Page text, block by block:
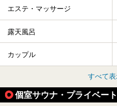
エステ・マッサージ
露天風呂
カップル
すべて
個室サウナ・プライベー